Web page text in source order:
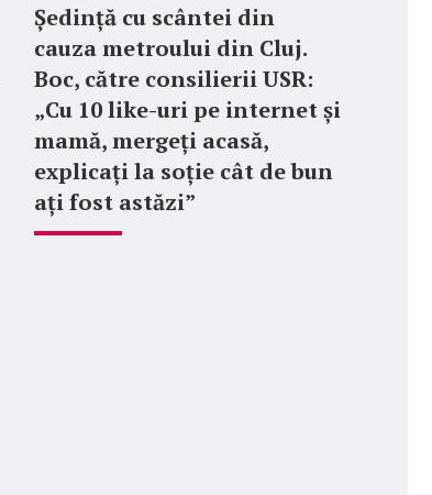
Ședință cu scântei din
cauza metroului din Cluj.
Boc, către consilierii USR:
„Cu 10 like-uri pe internet și
mamă, mergeți acasă,
explicați la soție cât de bun
ați fost astăzi”